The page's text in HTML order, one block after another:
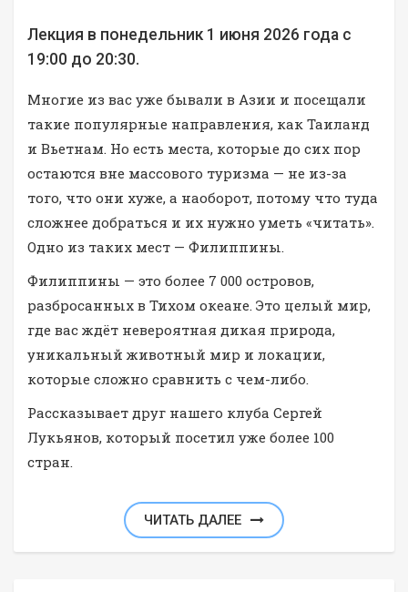
Лекция в понедельник 1 июня 2026 года с
19:00 до 20:30.
Многие из вас уже бывали в Азии и посещали
такие популярные направления, как Таиланд
и Вьетнам. Но есть места, которые до сих пор
остаются вне массового туризма — не из-за
того, что они хуже, а наоборот, потому что туда
сложнее добраться и их нужно уметь «читать».
Одно из таких мест — Филиппины.
Филиппины — это более 7 000 островов,
разбросанных в Тихом океане. Это целый мир,
где вас ждёт невероятная дикая природа,
уникальный животный мир и локации,
которые сложно сравнить с чем-либо.
Рассказывает друг нашего клуба Сергей
Лукьянов, который посетил уже более 100
стран.
ЧИТАТЬ ДАЛЕЕ